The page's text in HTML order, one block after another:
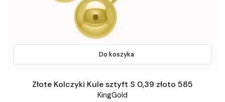
Do koszyka
Złote Kolczyki Kule sztyft S 0,39 złoto 585
KingGold